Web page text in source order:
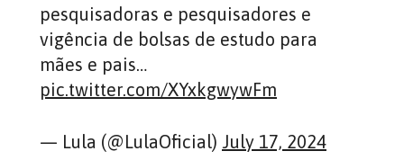
pesquisadoras e pesquisadores e
vigência de bolsas de estudo para
mães e pais…
pic.twitter.com/XYxkgwywFm
— Lula (@LulaOficial) July 17, 2024